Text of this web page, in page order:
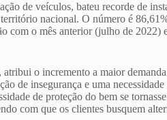
de veículos, bateu recorde de
nacional. O número é
com o mês anterior (julho de 2022)
o incremento a maior
de insegurança e uma
de proteção do bem se
com que os clientes busquem